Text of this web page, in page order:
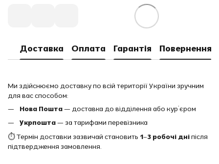
Доставка Оплата Гарантія Повернення
Ми здійснюємо доставку по всій території України зручним
для вас способом:
Нова Пошта— доставка до відділення або кур’єром
Укрпошта— за тарифами перевізника
⏱ Термін доставки зазвичай становить 1–3 робочі дніпісля
підтвердження замовлення.